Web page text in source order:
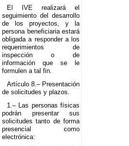
El IVE realizará el
seguimiento del desarrollo
de los proyectos, y la
persona beneficiaria estará
obligada a responder a los
requerimientos de
inspección o de
información que se le
formulen a tal fin.
Artículo 8.– Presentación
de solicitudes y plazos.
1.– Las personas físicas
podrán presentar sus
solicitudes tanto de forma
presencial como
electrónica: